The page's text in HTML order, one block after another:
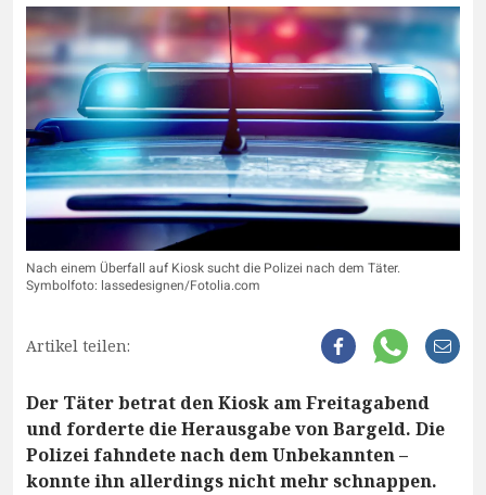
Nach einem Überfall auf Kiosk sucht die Polizei nach dem Täter.
Symbolfoto: lassedesignen/Fotolia.com
Artikel teilen:
Der Täter betrat den Kiosk am Freitagabend
und forderte die Herausgabe von Bargeld. Die
Polizei fahndete nach dem Unbekannten –
konnte ihn allerdings nicht mehr schnappen.